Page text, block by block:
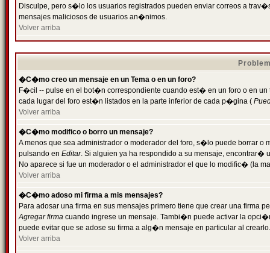
Disculpe, pero s�lo los usuarios registrados pueden enviar correos a
mensajes maliciosos de usuarios an�nimos.
Volver arriba
�C�mo creo un mensaje en un Tema o en un foro?
F�cil -- pulse en el bot�n correspondiente cuando est� en un foro o en
cada lugar del foro est�n listados en la parte inferior de cada p�gina (
Volver arriba
�C�mo modifico o borro un mensaje?
A menos que sea administrador o moderador del foro, s�lo puede borrar o
pulsando en Editar. Si alguien ya ha respondido a su mensaje, encontrar�
No aparece si fue un moderador o el administrador el que lo modific� (la
Volver arriba
�C�mo adoso mi firma a mis mensajes?
Para adosar una firma en sus mensajes primero tiene que crear una firma
Agregar firma cuando ingrese un mensaje. Tambi�n puede activar la
puede evitar que se adose su firma a alg�n mensaje en particular al crearlo.
Volver arriba